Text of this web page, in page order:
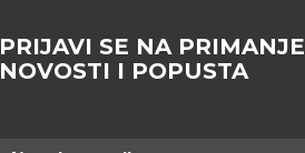
PRIJAVI SE NA PRIMANJE
NOVOSTI I POPUSTA